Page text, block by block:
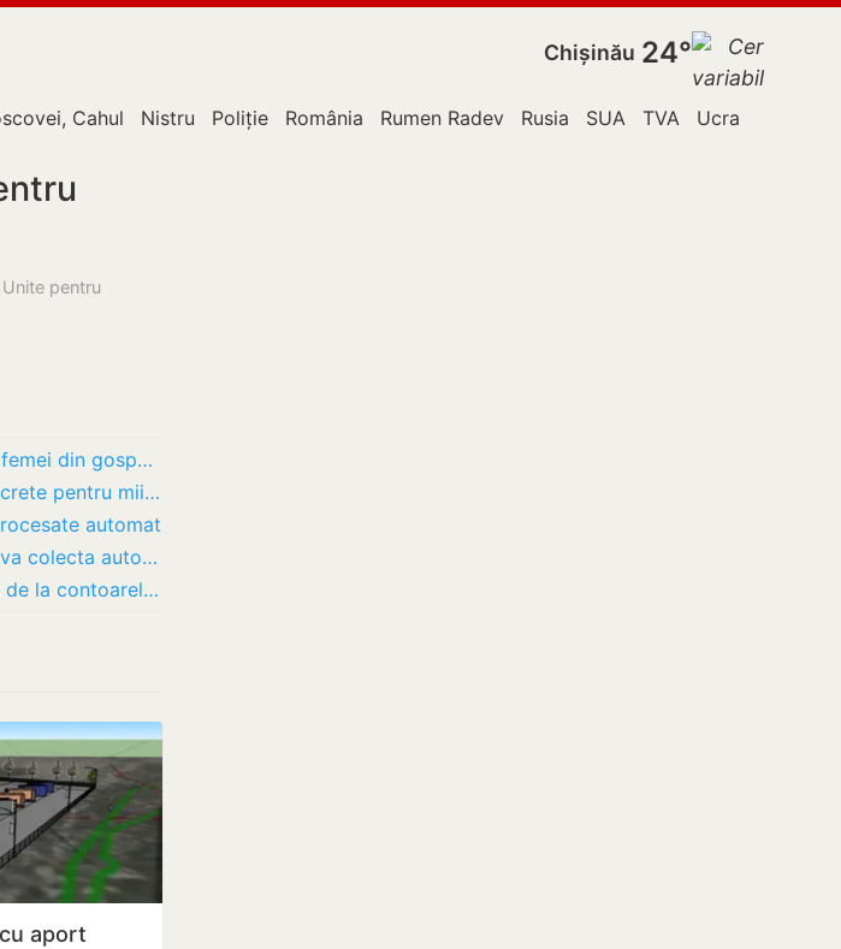
Chișinău 24°
Cahul Nistru Poliție România Rumen Radev Rusia SUA TVA Ucraina
pentru
Ministerul Agriculturii lansează program de sprijin pentru 160 de femei din gospodăriile…
Proiectele comune susținute de UE și PNUD aduce rezultate concrete pentru mii de cetățeni…
automat
Contoarele inteligente vor fi integrate într-un sistem digital care va colecta automat…
Republica Moldova își digitalizează contorizarea energiei: datele de la contoarele…
aport